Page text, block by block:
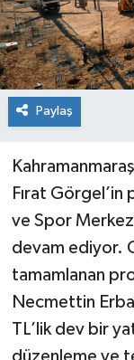
Paylaş
Fırat Görgel’in
ve Spor
devam ediyor.
tamamlanan
Necmettin
TL’lik dev bir